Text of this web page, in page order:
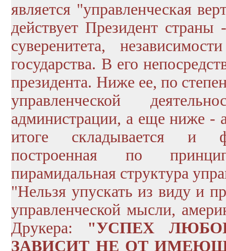
является "управленческая
действует Президент
суверенитета,
государства. В его
президента. Ниже ее, по
управленческой
администрации, а еще ниже -
итоге складывается и
построенная по
пирамидальная структура
"Нельзя упускать из виду и
управленческой мысли,
Друкера: "УСПЕХ
ЗАВИСИТ НЕ ОТ